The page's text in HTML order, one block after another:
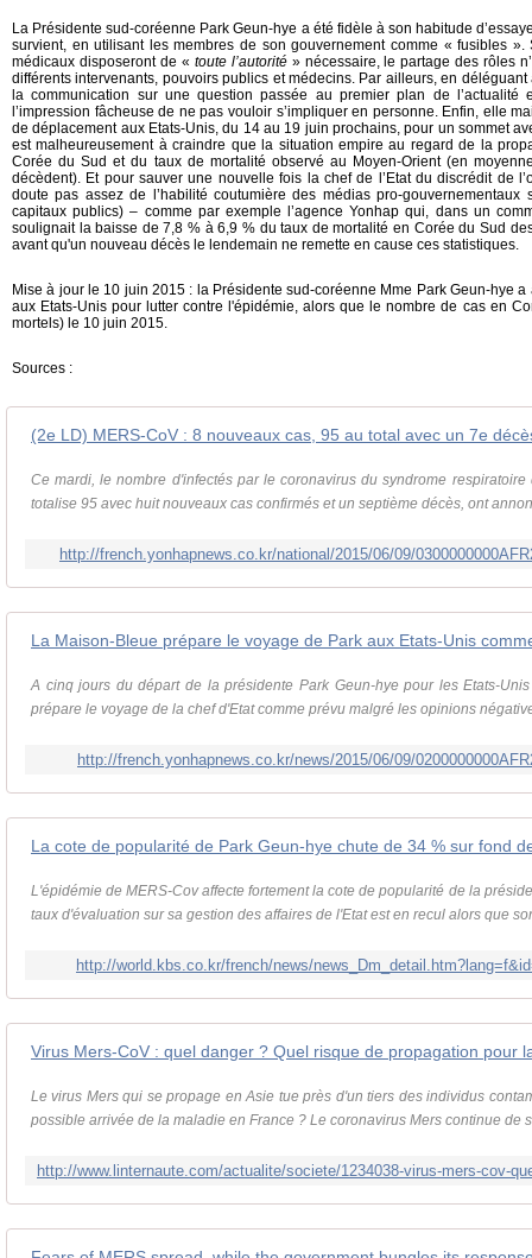
La Présidente sud-coréenne Park Geun-hye a été fidèle à son habitude
survient, en utilisant les membres de son gouvernement comme « fusibles
médicaux disposeront de « toute l’autorité» nécessaire, le partage des rôles
différents intervenants, pouvoirs publics et médecins. Par ailleurs, en
la communication sur une question passée au premier plan de
l’impression fâcheuse de ne pas vouloir s’impliquer en personne. Enfin, elle
de déplacement aux Etats-Unis, du 14 au 19 juin prochains, pour un sommet
est malheureusement à craindre que la situation empire au regard de la
Corée du Sud et du taux de mortalité observé au Moyen-Orient (en
décèdent). Et pour sauver une nouvelle fois la chef de l’Etat du discrédit de
doute pas assez de l’habilité coutumière des médias pro-gouvernementaux
capitaux publics) – comme par exemple l’agence Yonhap qui, dans un
soulignait la baisse de 7,8 % à 6,9 % du taux de mortalité en Corée du Sud
avant qu'un nouveau décès le lendemain ne remette en cause ces statistiques.
Mise à jour le 10 juin 2015 : la Présidente sud-coréenne Mme Park Geun-hye
aux Etats-Unis pour lutter contre l'épidémie, alors que le nombre de cas en
mortels) le 10 juin 2015.
Sources :
(2e LD) MERS-CoV : 8 nouveaux cas, 95 au total avec un 7e
Ce mardi, le nombre d'infectés par le coronavirus du syndrome respiratoire
totalise 95 avec huit nouveaux cas confirmés et un septième décès, ont
http://french.yonhapnews.co.kr/national/2015/06/09/
La Maison-Bleue prépare le voyage de Park aux Etats-Unis
A cinq jours du départ de la présidente Park Geun-hye pour les Etats-
prépare le voyage de la chef d'Etat comme prévu malgré les opinions
http://french.yonhapnews.co.kr/news/2015/06/09/
L'épidémie de MERS-Cov affecte fortement la cote de popularité de la
taux d'évaluation sur sa gestion des affaires de l'Etat est en recul alors que
http://world.kbs.co.kr/french/news/
Virus Mers-CoV : quel danger ? Quel risque de propagation pour
Le virus Mers qui se propage en Asie tue près d'un tiers des individus
possible arrivée de la maladie en France ? Le coronavirus Mers continue de